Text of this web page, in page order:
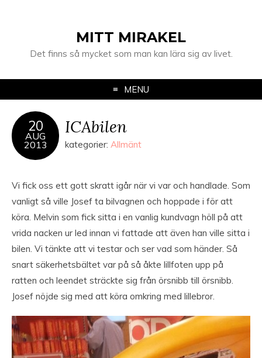
MITT MIRAKEL
Det finns så mycket som man kan lära sig av livet.
MENU
20
AUG
2013
ICAbilen
kategorier: Allmänt
Vi fick oss ett gott skratt igår när vi var och handlade. Som
vanligt så ville Josef ta bilvagnen och hoppade i för att
köra. Melvin som fick sitta i en vanlig kundvagn höll på att
vrida nacken ur led innan vi fattade att även han ville sitta i
bilen. Vi tänkte att vi testar och ser vad som händer. Så
snart säkerhetsbältet var på så åkte lillfoten upp på
ratten och leendet sträckte sig från örsnibb till örsnibb.
Josef nöjde sig med att köra omkring med lillebror.